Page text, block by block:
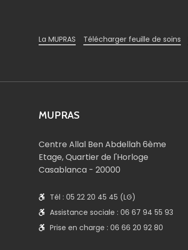
La MUPRAS Télécharger feuille de soins
MUPRAS
Centre Allal Ben Abdellah 6ème
Etage, Quartier de l'Horloge
Casablanca - 20000
Tél : 05 22 20 45 45 (LG)
Assistance sociale : 06 67 94 55 93
Prise en charge : 06 66 20 92 80